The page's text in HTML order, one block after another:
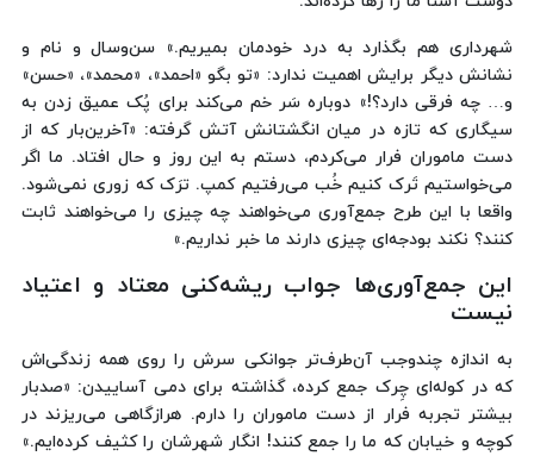
شهرداری هم بگذارد به درد خودمان بمیریم.» سن‌وسال و نام و
نشانش دیگر برایش اهمیت ندارد: «تو بگو «احمد»، «محمد»، «حسن»
و… چه فرقی دارد؟!» دوباره سَر خم می‌کند برای پُک عمیق زدن به
سیگاری که تازه در میان انگشتانش آتش گرفته: «آخرین‌بار که از
دست ماموران فرار می‌کردم، دستم به این روز و حال افتاد. ما اگر
می‌خواستیم تَرک کنیم خُب می‌رفتیم کمپ. ترَک که زوری نمی‌شود.
واقعا با این طرح جمع‌آوری می‌خواهند چه چیزی را می‌خواهند ثابت
کنند؟ نکند بودجه‌ای چیزی دارند ما خبر نداریم.»
این جمع‌آوری‌ها جواب ریشه‌کنی معتاد و اعتیاد
نیست
به اندازه چندوجب آن‌طرف‌تر جوانکی سرش را روی همه زندگی‌اش
که در کوله‌ای چِرک جمع کرده، گذاشته برای دمی آساییدن: «صدبار
بیشتر تجربه فرار از دست ماموران را دارم. هرازگاهی می‌ریزند در
کوچه و خیابان که ما را جمع کنند! انگار شهرشان را کثیف کرده‌ایم.»